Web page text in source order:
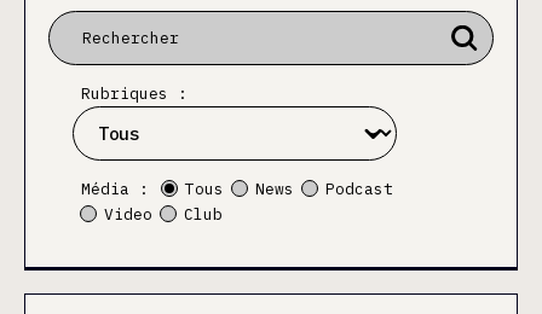
Rubriques :
Média : Tous News
Podcast
Video
Club